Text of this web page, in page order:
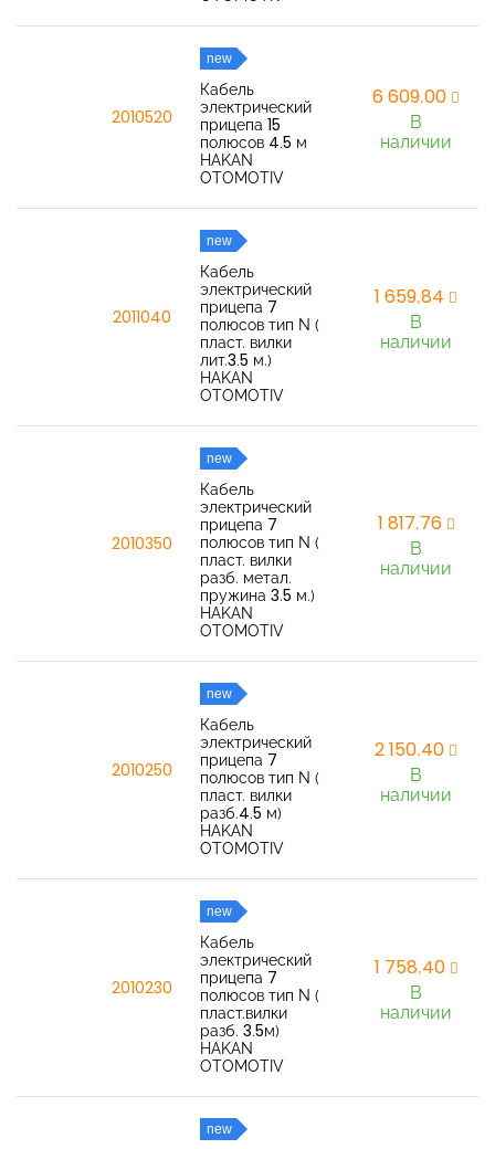
2010520
new
Кабель
электрический
прицепа 15
полюсов 4.5 м
HAKAN
OTOMOTIV
6 609,00
В
наличии
2011040
new
Кабель
электрический
прицепа 7
полюсов тип N (
пласт. вилки
лит.3.5 м.)
HAKAN
OTOMOTIV
1 659,84
В
наличии
2010350
new
Кабель
электрический
прицепа 7
полюсов тип N (
пласт. вилки
разб. метал.
пружина 3.5 м.)
HAKAN
OTOMOTIV
1 817,76
В
наличии
2010250
new
Кабель
электрический
прицепа 7
полюсов тип N (
пласт. вилки
разб.4.5 м)
HAKAN
OTOMOTIV
2 150,40
В
наличии
2010230
new
Кабель
электрический
прицепа 7
полюсов тип N (
пласт.вилки
разб. 3.5м)
HAKAN
OTOMOTIV
1 758,40
В
наличии
new